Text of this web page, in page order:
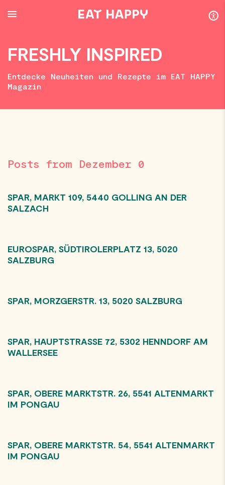
TO
FRESHLY INSPIRED
Entdecke Neuheiten und Rezepte im EAT HAPPY
Magazin
Posts from Dezember 0
SPAR, MARKT 109, 5440 GOLLING AN DER
SALZACH
EUROSPAR, SÜDTIROLERPLATZ 13, 5020
SALZBURG
SPAR, MORZGERSTR. 13, 5020 SALZBURG
SPAR, HAUPTSTRASSE 72, 5302 HENNDORF AM
WALLERSEE
SPAR, OBERE MARKTSTR. 26, 5541 ALTENMARKT
IM PONGAU
SPAR, OBERE MARKTSTR. 54, 5541 ALTENMARKT
IM PONGAU